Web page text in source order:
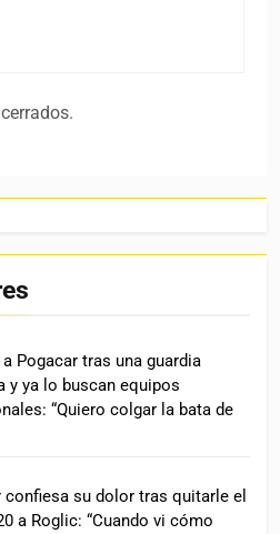
a Pogacar tras una guardia
y ya lo buscan equipos
“Quiero colgar la bata de
confiesa su dolor tras quitarle el
a Roglic: “Cuando vi cómo